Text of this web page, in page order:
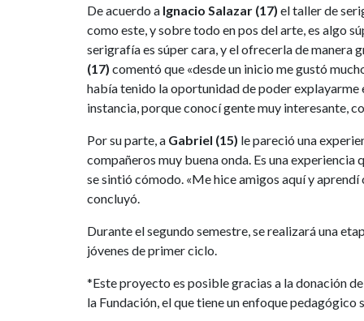
De acuerdo a Ignacio Salazar (17) el taller de
como este, y sobre todo en pos del arte, es algo
serigrafía es súper cara, y el ofrecerla de manera
(17) comentó que «desde un inicio me gustó
había tenido la oportunidad de poder
instancia, porque conocí gente muy interesante,
Por su parte, a Gabriel (15) le pareció una
compañeros muy buena onda. Es una
se sintió cómodo. «Me hice amigos aquí y aprendí
concluyó.
Durante el segundo semestre, se realizará una
jóvenes de primer ciclo.
*Este proyecto es posible gracias a la donación
la Fundación, el que tiene un enfoque